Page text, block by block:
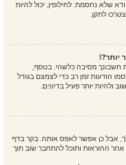
שלא נחסמת. לחילופין, יכול להיות
לתקן.
יותר?!
מסיבה כלשהי. בנוסף,
הודעות זמן רב כדי לצמצם בגודל
יותר פעיל בדיונים.
אבל כן אפשר לאפס אותה. בקר בדף
אחר ההוראות ותוכל להתחבר שוב תוך